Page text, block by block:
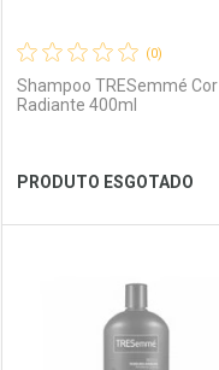
Ver Desconto Convênio
(0)
Shampoo TRESemmé Cor
Radiante 400ml
PRODUTO ESGOTADO
Laboratório
Por Menos